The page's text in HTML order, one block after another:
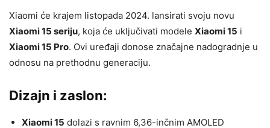
Xiaomi će krajem listopada 2024. lansirati svoju novu
Xiaomi 15 seriju, koja će uključivati modele Xiaomi 15 i
Xiaomi 15 Pro. Ovi uređaji donose značajne nadogradnje u
odnosu na prethodnu generaciju.
Dizajn i zaslon:
Xiaomi 15 dolazi s ravnim 6,36-inčnim AMOLED